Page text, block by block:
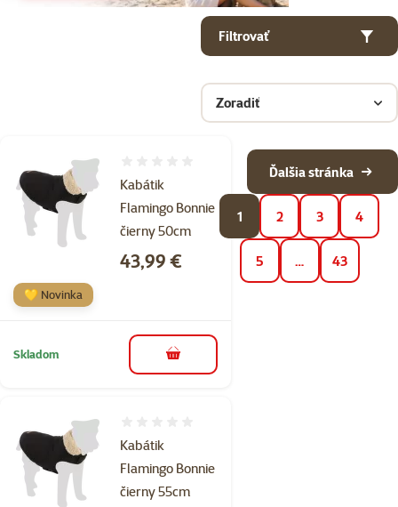
Filtrovať
Zoradiť
Produkty v kategorii Oblečenie pre psov
Kabátik
Flamingo Bonnie
čierny 50cm
Cena
43,99 €
💛 Novinka
Skladom do košíka
Kabátik
Flamingo Bonnie
čierny 55cm
1 2 3 4
5 … 43
Ďalšia stránka